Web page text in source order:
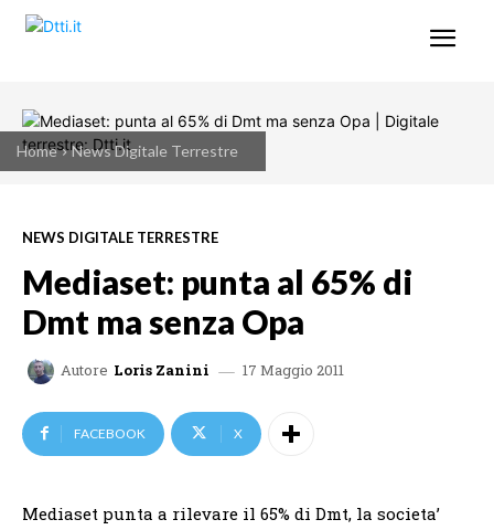
Home News Digitale Terrestre
NEWS DIGITALE TERRESTRE
Mediaset: punta al 65% di
Dmt ma senza Opa
Autore Loris Zanini 17 Maggio 2011
FACEBOOK X
Mediaset punta a rilevare il 65% di Dmt, la societa’